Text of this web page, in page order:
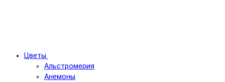
Цветы
Альстромерия
Анемоны